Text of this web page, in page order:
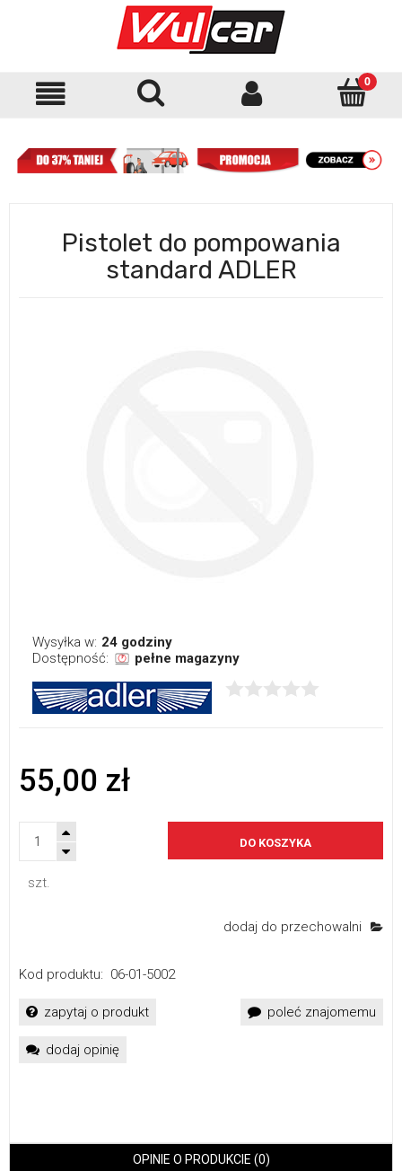
Pistolet do pompowania
standard ADLER
Wysyłka w: 24 godziny
Dostępność:
pełne magazyny
55,00 zł
szt.
DO KOSZYKA
dodaj do przechowalni
Kod produktu: 06-01-5002
zapytaj o produkt poleć znajomemu
dodaj opinię
OPINIE O PRODUKCIE (0)